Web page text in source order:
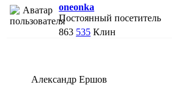
oneonka
Постоянный посетитель
863 535 Клин
Александр Ершов